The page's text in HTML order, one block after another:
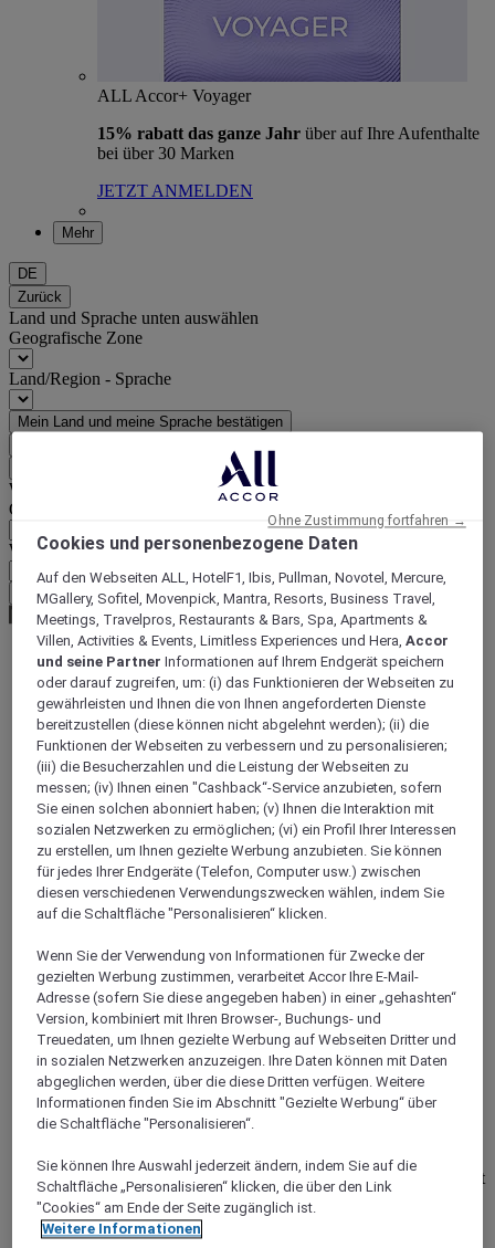
ALL Accor+ Voyager
15% rabatt das ganze Jahr über auf Ihre Aufenthalte
bei über 30 Marken
JETZT ANMELDEN
Mehr
DE
Zurück
Land und Sprache unten auswählen
Geografische Zone
Land/Region - Sprache
Mein Land und meine Sprache bestätigen
Währung unten auswählen
Geografische Zone
Währung
Meine Währung bestätigen
World
Europe
France
Ile-de-France
HAUTS-DE-SEINE
Châtillon
MALAKOFF, Frankreich
Hôtel Mercure Paris Malakoff Parc des
Expositions
Ein Szenenwechsel am Stadtrand von Paris. Unser Hotel steht
in der Nähe des Bahnhofs Montparnasse, von Roland-Garros
und des Stadions Parc des Princes, ein gutes Ziel für
Geschäfts- wie für Ferienreisen. Es ist mit den Metrolinien 4
Cookies und personenbezogene Daten
Auf den Webseiten ALL, HotelF1, Ibis, Pullman, Novotel, Mercure,
MGallery, Sofitel, Movenpick, Mantra, Resorts, Business Travel,
Meetings, Travelpros, Restaurants & Bars, Spa, Apartments &
Villen, Activities & Events, Limitless Experiences und Hera,Accor
und seine Partner Informationen auf Ihrem Endgerät speichern
oder darauf zugreifen, um: (i) das Funktionieren der Webseiten zu
gewährleisten und Ihnen die von Ihnen angeforderten Dienste
bereitzustellen (diese können nicht abgelehnt werden); (ii) die
Funktionen der Webseiten zu verbessern und zu personalisieren;
(iii) die Besucherzahlen und die Leistung der Webseiten zu
messen; (iv) Ihnen einen "Cashback“-Service anzubieten, sofern
Sie einen solchen abonniert haben; (v) Ihnen die Interaktion mit
sozialen Netzwerken zu ermöglichen; (vi) ein Profil Ihrer Interessen
zu erstellen, um Ihnen gezielte Werbung anzubieten. Sie können
für jedes Ihrer Endgeräte (Telefon, Computer usw.) zwischen
diesen verschiedenen Verwendungszwecken wählen, indem Sie
auf die Schaltfläche "Personalisieren“ klicken.
Wenn Sie der Verwendung von Informationen für Zwecke der
gezielten Werbung zustimmen, verarbeitet Accor Ihre E-Mail-
Adresse (sofern Sie diese angegeben haben) in einer „gehashten“
Version, kombiniert mit Ihren Browser-, Buchungs- und
Treuedaten, um Ihnen gezielte Werbung auf Webseiten Dritter und
in sozialen Netzwerken anzuzeigen. Ihre Daten können mit Daten
abgeglichen werden, über die diese Dritten verfügen. Weitere
Informationen finden Sie im Abschnitt "Gezielte Werbung“ über
die Schaltfläche "Personalisieren“.
Sie können Ihre Auswahl jederzeit ändern, indem Sie auf die
Schaltfläche „Personalisieren“ klicken, die über den Link
"Cookies“ am Ende der Seite zugänglich ist.
Weitere Informationen
Ohne Zustimmung fortfahren →